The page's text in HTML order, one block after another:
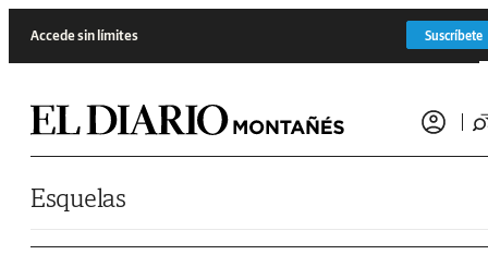
Accede sin límites Suscríbete
Esquelas